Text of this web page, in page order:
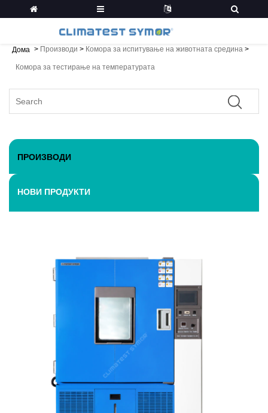
Дома > Производи > Комора за испитување на животната средина >
Комора за тестирање на температурата
ПРОИЗВОДИ
НОВИ ПРОДУКТИ